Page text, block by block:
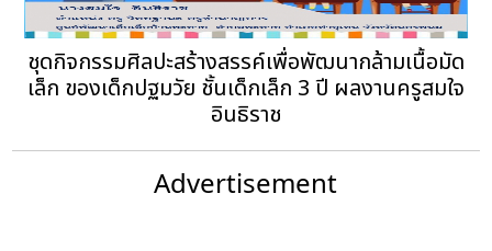
ชุดกิจกรรมศิลปะสร้างสรรค์เพื่อพัฒนากล้ามเนื้อมัด
เล็ก ของเด็กปฐมวัย ชั้นเด็กเล็ก 3 ปี ผลงานครูสมใจ
อินธิราช
Advertisement